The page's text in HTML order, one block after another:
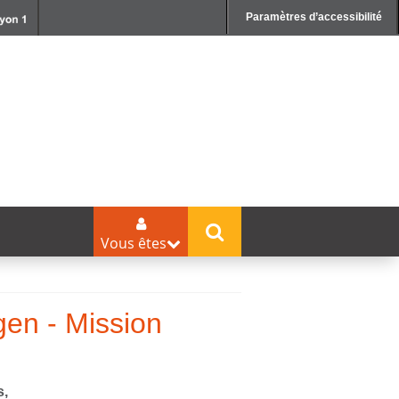
Paramètres d’accessibilité
Vous êtes
- Mission